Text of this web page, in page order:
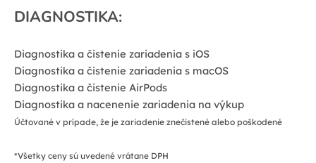
DIAGNOSTIKA:
Diagnostika a čistenie zariadenia s iOS
Diagnostika a čistenie zariadenia s macOS
Diagnostika a čistenie AirPods
Diagnostika a nacenenie zariadenia na výkup
Účtované v prípade, že je zariadenie znečistené alebo poškodené
*Všetky ceny sú uvedené vrátane DPH